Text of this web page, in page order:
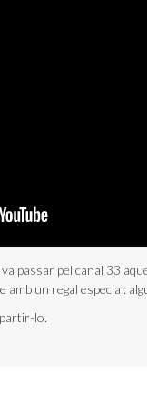
va passar pel canal 33
un regal especial:
lo.